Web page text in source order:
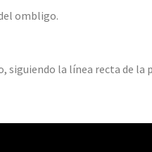
ombligo.
siguiendo la línea recta de la